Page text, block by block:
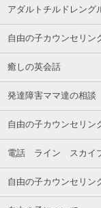
アダルトチルドレング
自由の子カウンセリ
癒しの英会話
発達障害ママ達の相談
自由の子カウンセリン
電話 ライン スカイ
自由の子カウンセリン